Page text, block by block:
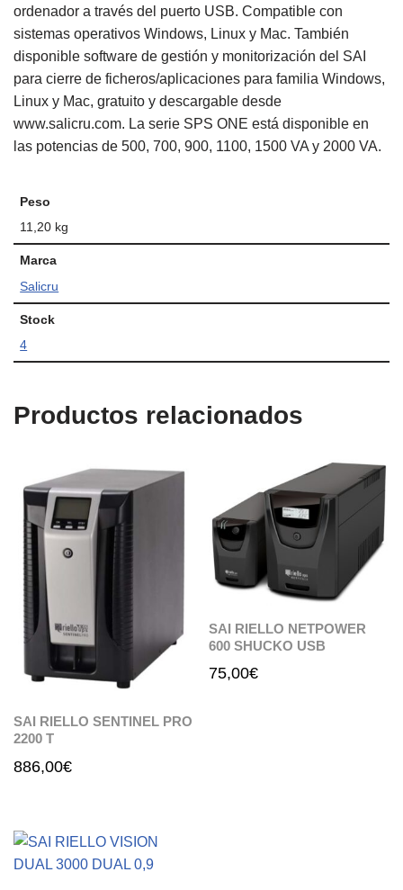
ordenador a través del puerto USB. Compatible con
sistemas operativos Windows, Linux y Mac. También
disponible software de gestión y monitorización del SAI
para cierre de ficheros/aplicaciones para familia Windows,
Linux y Mac, gratuito y descargable desde
www.salicru.com. La serie SPS ONE está disponible en
las potencias de 500, 700, 900, 1100, 1500 VA y 2000 VA.
Peso
11,20 kg
Marca
Salicru
Stock
4
Productos relacionados
SAI RIELLO SENTINEL PRO
2200 T
886,00€
SAI RIELLO NETPOWER
600 SHUCKO USB
75,00€